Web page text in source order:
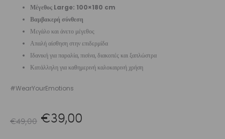
Μέγεθος Large: 100×180 cm
Βαμβακερή σύνθεση
Μεγάλο και άνετο μέγεθος
Απαλή αίσθηση στην επιδερμίδα
Ιδανική για παραλία, πισίνα, διακοπές και ξαπλώστρα
Κατάλληλη για καθημερινή καλοκαιρινή χρήση
#WearYourEmotions
€49,00 Original
€39,00